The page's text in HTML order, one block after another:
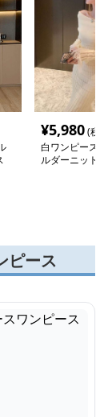
¥5,980(税
白ワンピース
ルダーニット
ピース